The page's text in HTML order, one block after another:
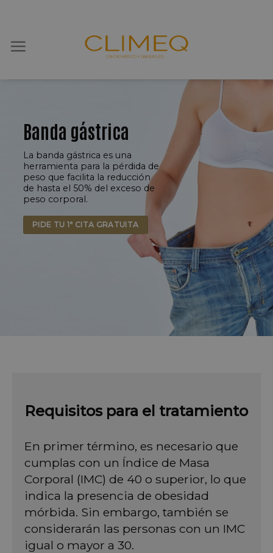
Banda gástrica
La banda gástrica es una
herramienta para la pérdida de
peso que facilita la reducción
de hasta el 50% del exceso de
peso corporal.
PIDE TU 1ª CITA GRATUITA
Requisitos para el tratamiento
En primer término, es necesario que
cumplas con un Índice de Masa
Corporal (IMC) de 40 o superior, lo que
indica la presencia de obesidad
mórbida. Sin embargo, también se
considerarán las personas con un IMC
igual o mayor a 30.